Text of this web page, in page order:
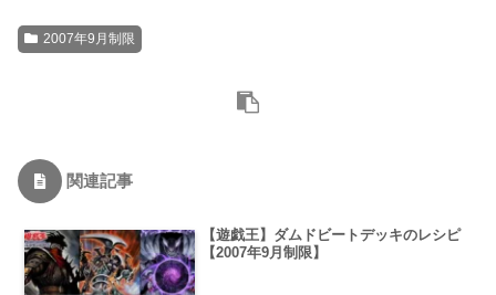
2007年9月制限
関連記事
【遊戯王】ダムドビートデッキのレシピ
【2007年9月制限】